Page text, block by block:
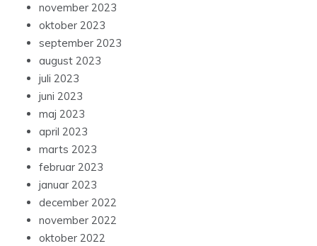
november 2023
oktober 2023
september 2023
august 2023
juli 2023
juni 2023
maj 2023
april 2023
marts 2023
februar 2023
januar 2023
december 2022
november 2022
oktober 2022